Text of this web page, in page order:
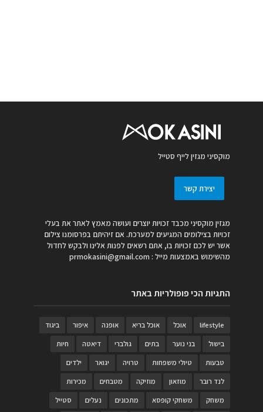
מוקסיני מגזין לייף סטייל
יצירת קשר
מגזין מוקסיני מכבד זכויות יוצרים ועושה מאמץ לאתר את בעלי
זכויות בצילומים המגיעים למערכת. אם זיהיתם בפרסומנו צילום
אשר יש לכם זכויות בו, אתם רשאים לפנות אלינו ולבקש לחדול
מהשימוש באמצעות מייל : prmokasini@gmail.com
התגיות הכי פופולריות באתר
lifestyle אוכל אוכל בריא אופנה איפור
ביגוד
בישול
בני נוער בתים גולברי דיאטה
חיות
טבעות
טיולי משפחות טרויה יגואר
ילדים
לנד רובר
מוזאון מוזיקה מטבחים
מכירות
משחק
משחקי קופסא מתכונים נעלים סטייל